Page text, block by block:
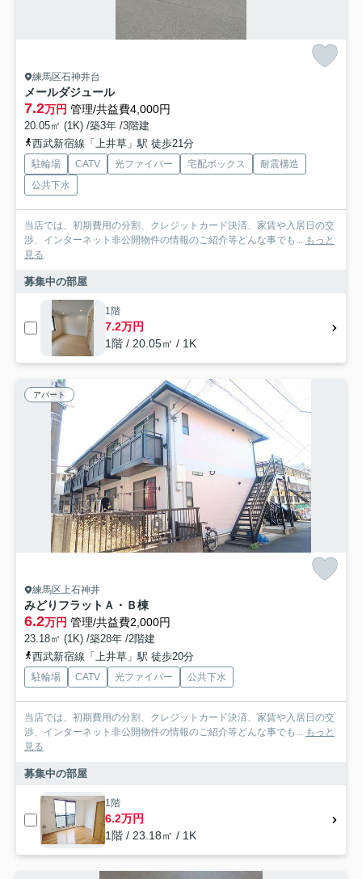
練馬区石神井台
メールダジュール
7.2万円 管理/共益費4,000円
20.05㎡ (1K) /築3年 /3階建
西武新宿線「上井草」駅 徒歩21分
駐輪場 CATV 光ファイバー 宅配ボックス
耐震構造
公共下水
当店では、初期費用の分割、クレジットカード決済、家賃や入居日の交
渉、インターネット非公開物件の情報のご紹介等どんな事でも... もっと
見る
募集中の部屋
1階
7.2万円
1階 / 20.05㎡ / 1K
アパート
練馬区上石神井
みどりフラットＡ・Ｂ棟
6.2万円 管理/共益費2,000円
23.18㎡ (1K) /築28年 /2階建
西武新宿線「上井草」駅 徒歩20分
駐輪場 CATV 光ファイバー 公共下水
当店では、初期費用の分割、クレジットカード決済、家賃や入居日の交
渉、インターネット非公開物件の情報のご紹介等どんな事でも... もっと
見る
募集中の部屋
1階
6.2万円
1階 / 23.18㎡ / 1K